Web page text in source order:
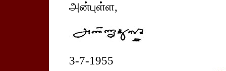
அன்புள்ள,
3-7-1955